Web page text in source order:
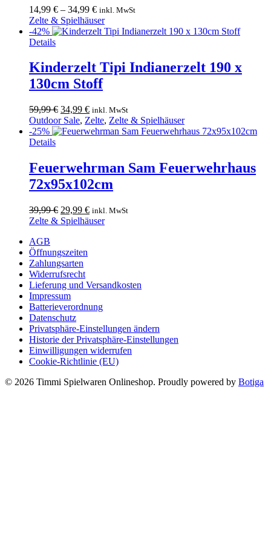
Die
Optionen
können
auf
der
Produktseite
gewählt
werden
14,99 € – 34,99 € inkl. MwSt
Zelte & Spielhäuser
-42%
Details
Kinderzelt Tipi Indianerzelt 190 x
130cm Stoff
59,99€ Ursprünglicher
Preis
war:
34,99 €Aktueller
Preis
ist:
inkl. MwSt
Outdoor Sale, Zelte, Zelte & Spielhäuser
-25%
Details
Feuerwehrman Sam Feuerwehrhaus
72x95x102cm
39,99€ Ursprünglicher
Preis
29,99 €Aktueller
Preis
inkl. MwSt
Zelte & Spielhäuser
AGB
Öffnungszeiten
Zahlungsarten
Widerrufsrecht
Lieferung und Versandkosten
Impressum
Batterieverordnung
Datenschutz
Privatsphäre-Einstellungen ändern
Historie der Privatsphäre-Einstellungen
Einwilligungen widerrufen
Cookie-Richtlinie (EU)
© 2026 Timmi Spielwaren Onlineshop. Proudly powered by Botiga